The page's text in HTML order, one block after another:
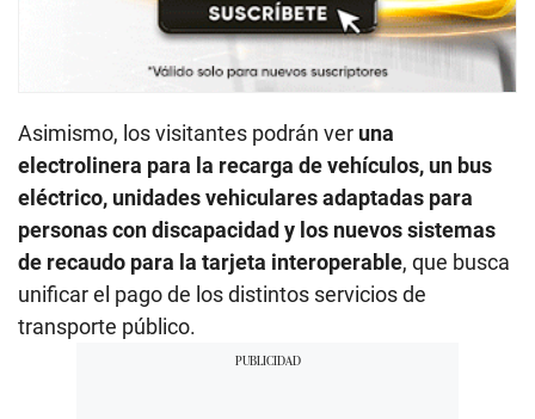
Asimismo, los visitantes podrán ver una
electrolinera para la recarga de vehículos, un bus
eléctrico, unidades vehiculares adaptadas para
personas con discapacidad y los nuevos sistemas
de recaudo para la tarjeta interoperable, que busca
unificar el pago de los distintos servicios de
transporte público.